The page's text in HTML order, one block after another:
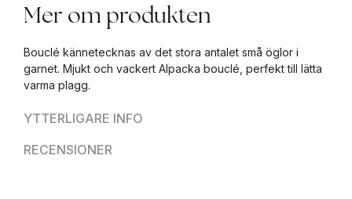
YTTERLIGARE INFO
RECENSIONER
Mer om produkten
Bouclé kännetecknas av det stora antalet små öglor i
garnet. Mjukt och vackert Alpacka bouclé, perfekt till lätta
varma plagg.